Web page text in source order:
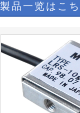
製品一览はこ